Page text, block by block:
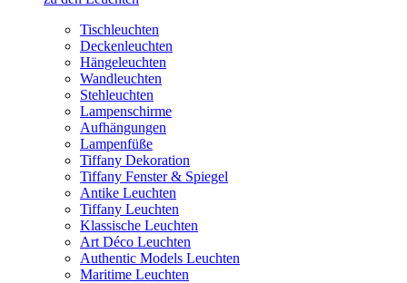
Tischleuchten
Deckenleuchten
Hängeleuchten
Wandleuchten
Stehleuchten
Lampenschirme
Aufhängungen
Lampenfüße
Tiffany Dekoration
Tiffany Fenster & Spiegel
Antike Leuchten
Tiffany Leuchten
Klassische Leuchten
Art Déco Leuchten
Authentic Models Leuchten
Maritime Leuchten